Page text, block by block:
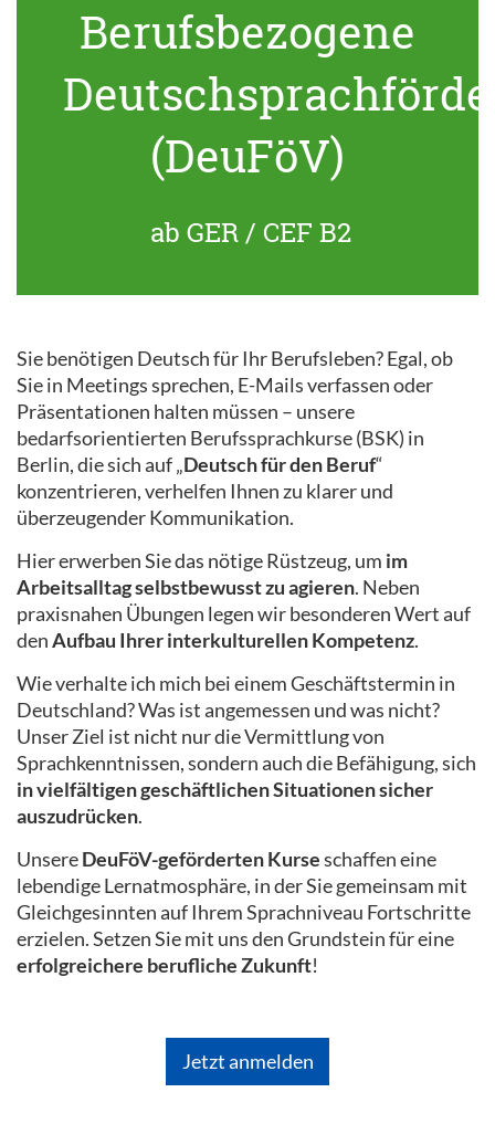
Berufsbezogene
(DeuFöV)
ab GER / CEF B2
Sie benötigen Deutsch für Ihr Berufsleben? Egal, ob
Sie in Meetings sprechen, E-Mails verfassen oder
Präsentationen halten müssen – unsere
bedarfsorientierten Berufssprachkurse (BSK) in
Berlin, die sich auf „Deutsch für den Beruf“
konzentrieren, verhelfen Ihnen zu klarer und
überzeugender Kommunikation.
Hier erwerben Sie das nötige Rüstzeug, um im
Arbeitsalltag selbstbewusst zu agieren. Neben
praxisnahen Übungen legen wir besonderen Wert auf
denAufbau Ihrer interkulturellen Kompetenz.
Wie verhalte ich mich bei einem Geschäftstermin in
Deutschland? Was ist angemessen und was nicht?
Unser Ziel ist nicht nur die Vermittlung von
Sprachkenntnissen, sondern auch die Befähigung, sich
in vielfältigen geschäftlichen Situationen sicher
auszudrücken.
UnsereDeuFöV-geförderten Kurseschaffen eine
lebendige Lernatmosphäre, in der Sie gemeinsam mit
Gleichgesinnten auf Ihrem Sprachniveau Fortschritte
erzielen. Setzen Sie mit uns den Grundstein für eine
erfolgreichere berufliche Zukunft!
Jetzt anmelden